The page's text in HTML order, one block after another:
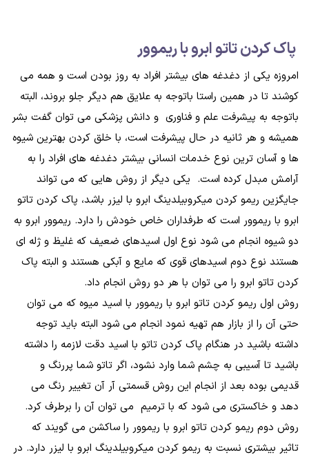
پاک کردن تاتو ابرو با ریموور
امروزه یکی از دغدغه های بیشتر افراد به روز بودن است و همه می
کوشند تا در همین راستا باتوجه به علایق هم دیگر جلو بروند، البته
باتوجه به پیشرفت علم و فناوری و دانش پزشکی می توان گفت بشر
همیشه و هر ثانیه در حال پیشرفت است، با خلق کردن بهترین شیوه
ها و آسان ترین نوع خدمات انسانی بیشتر دغدغه های افراد را به
آرامش مبدل کرده است. یکی دیگر از روش هایی که می تواند
جایگزین ریمو کردن میکروبیلدینگ ابرو با لیزر باشد، پاک کردن تاتو
ابرو با ریموور است که طرفداران خاص خودش را دارد. ریموور ابرو به
دو شیوه انجام می شود نوع اول اسیدهای ضعیف که غلیظ و ژله ای
هستند نوع دوم اسیدهای قوی که مایع و آبکی هستند و البته پاک
کردن تاتو ابرو را می توان با هر دو روش انجام داد.
روش اول ریمو کردن تاتو ابرو با ریموور با اسید میوه که می توان
حتی آن را از بازار هم تهیه نمود انجام می شود البته باید توجه
داشته باشید در هنگام پاک کردن تاتو با اسید دقت لازمه را داشته
باشید تا آسیبی به چشم شما وارد نشود، اگر تاتو شما پررنگ و
قدیمی بوده بعد از انجام این روش قسمتی آر آن تغییر رنگ می
دهد و خاکستری می شود که با ترمیم می توان آن را برطرف کرد.
روش دوم ریمو کردن تاتو ابرو با ریموور را ساکشن می گویند که
تاثیر بیشتری نسبت به ریمو کردن میکروبیلدینگ ابرو با لیزر دارد. در